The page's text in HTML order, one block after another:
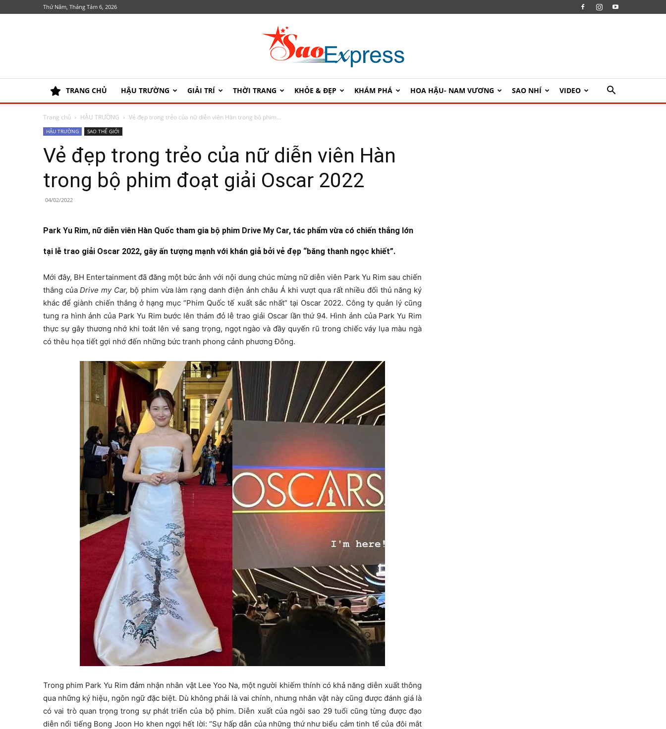
Thứ Năm, Tháng Tám 6, 2026
SaoExpress
TRANG CHỦ HẬU TRƯỜNG GIẢI TRÍ THỜI TRANG KHỎE & ĐẸP KHÁM PHÁ HOA HẬU- NAM VƯƠNG SAO NHÍ VIDEO
Trang chủ HẬU TRƯỜNG Vẻ đẹp trong trẻo của nữ diễn viên Hàn trong bộ phim...
HẬU TRƯỜNG SAO THẾ GIỚI
Vẻ đẹp trong trẻo của nữ diễn viên Hàn
trong bộ phim đoạt giải Oscar 2022
04/02/2022
Park Yu Rim, nữ diễn viên Hàn Quốc tham gia bộ phim Drive My Car, tác phẩm vừa có chiến thắng lớn
tại lễ trao giải Oscar 2022, gây ấn tượng mạnh với khán giả bởi vẻ đẹp “băng thanh ngọc khiết”.
Mới đây, BH Entertainment đã đăng một bức ảnh với nội dung chúc mừng nữ diễn viên Park Yu Rim sau chiến
thắng củaDrive my Car, bộ phim vừa làm rạng danh điện ảnh châu Á khi vượt qua rất nhiều đối thủ năng ký
khác để giành chiến thắng ở hạng mục “Phim Quốc tế xuất sắc nhất” tại Oscar 2022. Công ty quản lý cũng
tung ra hình ảnh của Park Yu Rim bước lên thảm đỏ lễ trao giải Oscar lần thứ 94. Hình ảnh của Park Yu Rim
thực sự gây thương nhớ khi toát lên vẻ sang trọng, ngọt ngào và đầy quyến rũ trong chiếc váy lụa màu ngà
có thêu họa tiết gợi nhớ đến những bức tranh phong cảnh phương Đông.
Trong phim Park Yu Rim đảm nhận nhân vật Lee Yoo Na, một người khiếm thính có khả năng diễn xuất thông
qua những ký hiệu, ngôn ngữ đặc biệt. Dù không phải là vai chính, nhưng nhân vật này cũng được đánh giá là
có vai trò quan trọng trong sự phát triển của bộ phim. Diễn xuất của ngôi sao 29 tuổi cũng từng được đạo
diễn nổi tiếng Bong Joon Ho khen ngợi hết lời: “Sự hấp dẫn của những thứ như biểu cảm tinh tế của đôi mắt